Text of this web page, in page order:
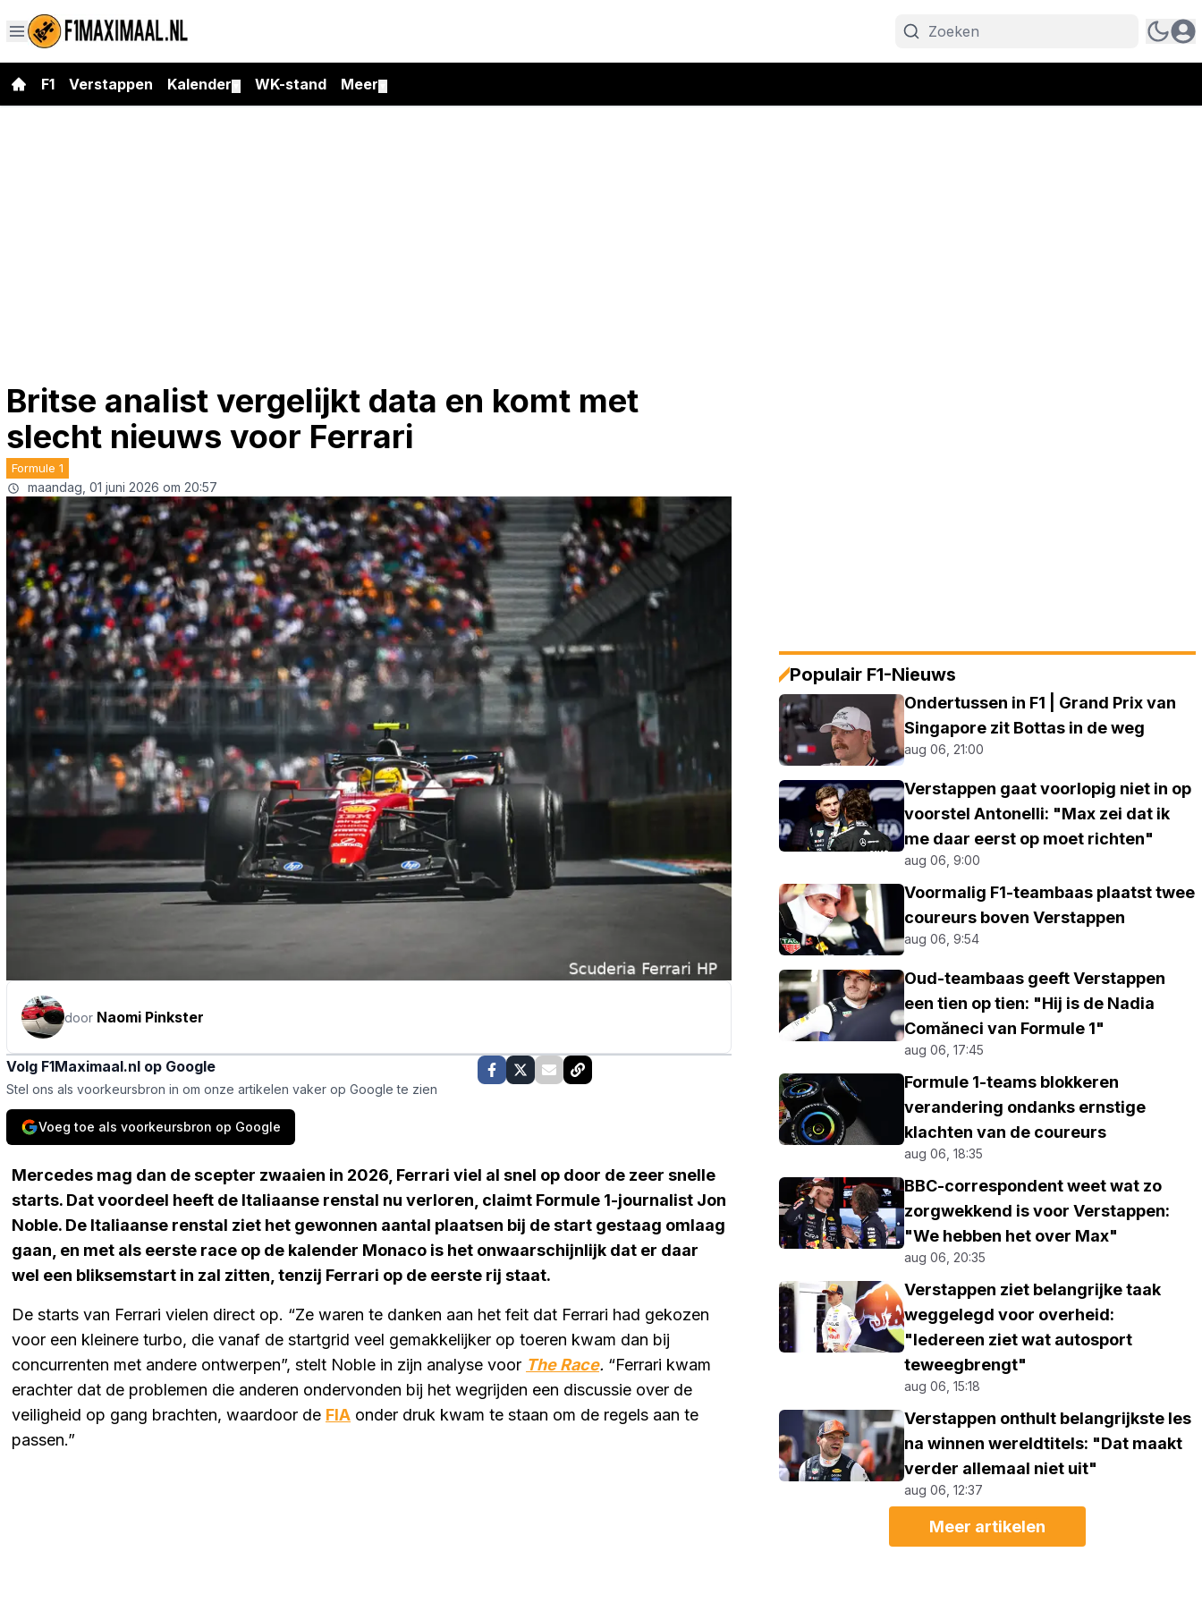
F1 Verstappen Kalender WK-stand Meer
Britse analist vergelijkt data en komt met
slecht nieuws voor Ferrari
Formule 1
maandag, 01 juni 2026 om 20:57
door Naomi Pinkster
Volg F1Maximaal.nl op Google
Stel ons als voorkeursbron in om onze artikelen vaker op Google te zien
Voeg toe als voorkeursbron op Google
Mercedes mag dan de scepter zwaaien in 2026, Ferrari viel al snel op door de zeer snelle
starts. Dat voordeel heeft de Italiaanse renstal nu verloren, claimt Formule 1-journalist Jon
Noble. De Italiaanse renstal ziet het gewonnen aantal plaatsen bij de start gestaag omlaag
gaan, en met als eerste race op de kalender Monaco is het onwaarschijnlijk dat er daar
wel een bliksemstart in zal zitten, tenzij Ferrari op de eerste rij staat.
De starts van Ferrari vielen direct op. “Ze waren te danken aan het feit dat Ferrari had gekozen
voor een kleinere turbo, die vanaf de startgrid veel gemakkelijker op toeren kwam dan bij
concurrenten met andere ontwerpen”, stelt Noble in zijn analyse voor The Race. “Ferrari kwam
erachter dat de problemen die anderen ondervonden bij het wegrijden een discussie over de
veiligheid op gang brachten, waardoor de FIA onder druk kwam te staan om de regels aan te
passen.”
Populair F1-Nieuws
Ondertussen in F1 | Grand Prix van
Singapore zit Bottas in de weg
aug 06, 21:00
Verstappen gaat voorlopig niet in op
voorstel Antonelli: "Max zei dat ik
me daar eerst op moet richten"
aug 06, 9:00
Voormalig F1-teambaas plaatst twee
coureurs boven Verstappen
aug 06, 9:54
Oud-teambaas geeft Verstappen
een tien op tien: "Hij is de Nadia
Comăneci van Formule 1"
aug 06, 17:45
Formule 1-teams blokkeren
verandering ondanks ernstige
klachten van de coureurs
aug 06, 18:35
BBC-correspondent weet wat zo
zorgwekkend is voor Verstappen:
"We hebben het over Max"
aug 06, 20:35
Verstappen ziet belangrijke taak
weggelegd voor overheid:
"Iedereen ziet wat autosport
teweegbrengt"
aug 06, 15:18
Verstappen onthult belangrijkste les
na winnen wereldtitels: "Dat maakt
verder allemaal niet uit"
aug 06, 12:37
Meer artikelen